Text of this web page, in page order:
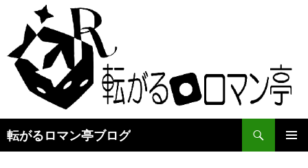
転がるロマン亭ブログ
検
索